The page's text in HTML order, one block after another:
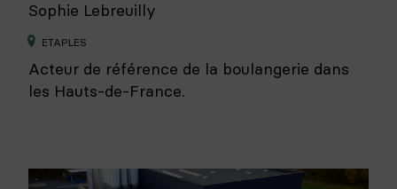
Sophie Lebreuilly
ETAPLES
Acteur de référence de la boulangerie dans
les Hauts-de-France.